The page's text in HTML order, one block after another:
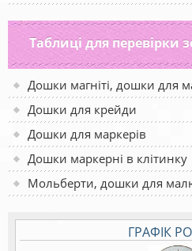
Таблиці для перевірки
Дошки магніті, дошки для
Дошки для крейди
Дошки для маркерів
Дошки маркерні в клітинку
Мольберти, дошки для
ГРАФІК